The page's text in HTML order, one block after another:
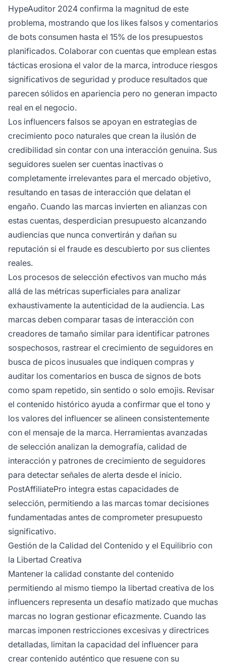
HypeAuditor 2024 confirma la magnitud de este
problema, mostrando que los likes falsos y comentarios
de bots consumen hasta el 15% de los presupuestos
planificados. Colaborar con cuentas que emplean estas
tácticas erosiona el valor de la marca, introduce riesgos
significativos de seguridad y produce resultados que
parecen sólidos en apariencia pero no generan impacto
real en el negocio.
Los influencers falsos se apoyan en estrategias de
crecimiento poco naturales que crean la ilusión de
credibilidad sin contar con una interacción genuina. Sus
seguidores suelen ser cuentas inactivas o
completamente irrelevantes para el mercado objetivo,
resultando en tasas de interacción que delatan el
engaño. Cuando las marcas invierten en alianzas con
estas cuentas, desperdician presupuesto alcanzando
audiencias que nunca convertirán y dañan su
reputación si el fraude es descubierto por sus clientes
reales.
Los procesos de selección efectivos van mucho más
allá de las métricas superficiales para analizar
exhaustivamente la autenticidad de la audiencia. Las
marcas deben comparar tasas de interacción con
creadores de tamaño similar para identificar patrones
sospechosos, rastrear el crecimiento de seguidores en
busca de picos inusuales que indiquen compras y
auditar los comentarios en busca de signos de bots
como spam repetido, sin sentido o solo emojis. Revisar
el contenido histórico ayuda a confirmar que el tono y
los valores del influencer se alineen consistentemente
con el mensaje de la marca. Herramientas avanzadas
de selección analizan la demografía, calidad de
interacción y patrones de crecimiento de seguidores
para detectar señales de alerta desde el inicio.
PostAffiliatePro integra estas capacidades de
selección, permitiendo a las marcas tomar decisiones
fundamentadas antes de comprometer presupuesto
significativo.
Gestión de la Calidad del Contenido y el Equilibrio con
la Libertad Creativa
Mantener la calidad constante del contenido
permitiendo al mismo tiempo la libertad creativa de los
influencers representa un desafío matizado que muchas
marcas no logran gestionar eficazmente. Cuando las
marcas imponen restricciones excesivas y directrices
detalladas, limitan la capacidad del influencer para
crear contenido auténtico que resuene con su